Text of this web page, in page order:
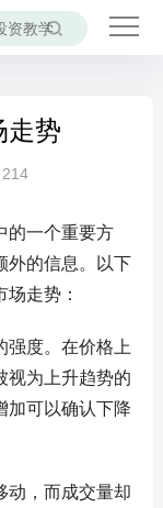
走势
214
的一个重要方
外的信息。以下
走势：
强度。在价格上
视为上升趋势的
加可以确认下降
动，而成交量却